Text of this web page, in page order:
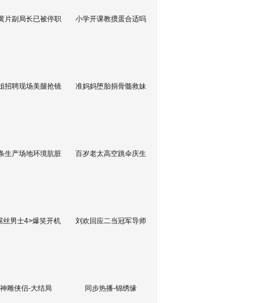
片副局长已被停职 小学开课教掼蛋合适吗
招聘现场美腿抢镜 准妈妈堕胎捐骨髓救妹
生产场地环境肮脏 百岁老太高空跳伞庆生
丝男士4>爆笑开机 刘欢回应二当冠军导师
神雕侠侣-大结局 同步热播-锦绣缘